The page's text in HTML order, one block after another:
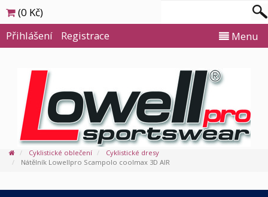
Přihlášení Registrace
(0 Kč)
Menu
Cyklistické oblečení
Cyklistické dresy
Nátělník Lowellpro Scampolo coolmax 3D AIR